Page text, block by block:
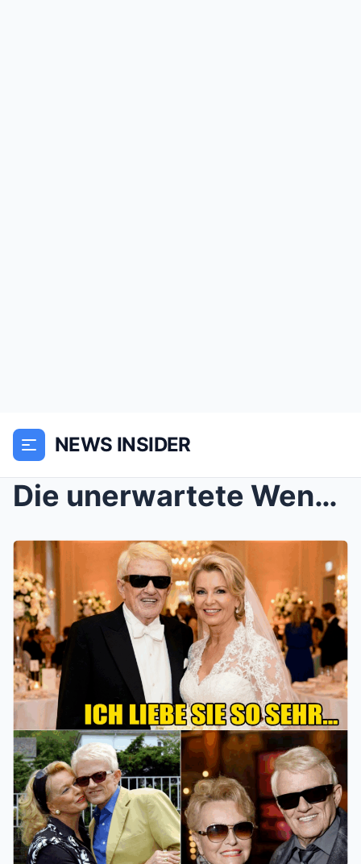
NEWS INSIDER
Die unerwartete Wendung: Nach dem Tod seiner Hanne...